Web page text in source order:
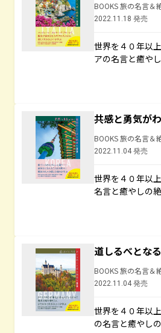
BOOKS 旅の名言＆
2022.11.18 発売
世界を４０年以
アの名言と癒や
共感と勇気が
BOOKS 旅の名言＆
2022.11.04 発売
世界を４０年以
名言と癒やしの
道しるべとな
BOOKS 旅の名言＆
2022.11.04 発売
世界を４０年以
の名言と癒やし